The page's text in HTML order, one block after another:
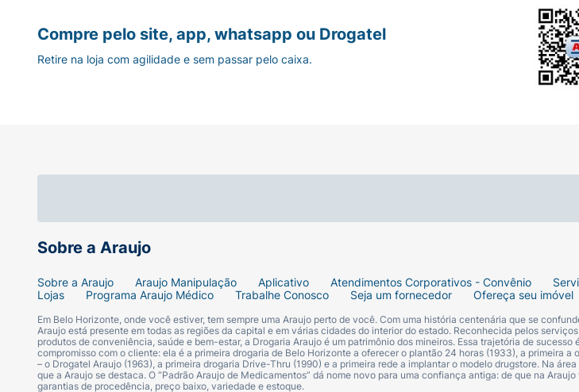
Sobre a Araujo
Sobre a Araujo Araujo Manipulação Aplicativo Atendimentos Corporativos - Convênio
Lojas
Programa Araujo Médico Trabalhe Conosco Seja um fornecedor Ofereça seu imóvel
Em Belo Horizonte, onde você estiver, tem sempre uma Araujo perto de você. Com uma história centenária que se
Araujo está presente em todas as regiões da capital e em várias cidades do interior do estado. Reconhecida pelos
produtos de conveniência, saúde e bem-estar, a Drogaria Araujo é um patrimônio dos mineiros. Essa trajetória de sucesso
compromisso com o cliente: ela é a primeira drogaria de Belo Horizonte a oferecer o plantão 24 horas (1933), a primeira
– o Drogatel Araujo (1963), a primeira drogaria Drive-Thru (1990) e a primeira rede a implantar o modelo drugstore. Na
que a Araujo se destaca. O “Padrão Araujo de Medicamentos” dá nome novo para uma confiança antiga: de que na
garantias de procedência, preço baixo, variedade e estoque.
Compre pelo site, app, whatsapp ou Drogatel
Retire na loja com agilidade e sem passar pelo caixa.